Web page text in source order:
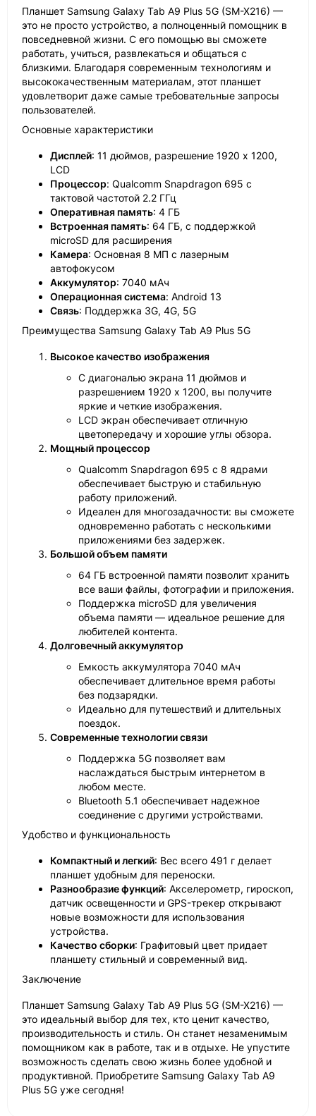
Планшет Samsung Galaxy Tab A9 Plus 5G (SM-X216) —
это не просто устройство, а полноценный помощник в
повседневной жизни. С его помощью вы сможете
работать, учиться, развлекаться и общаться с
близкими. Благодаря современным технологиям и
высококачественным материалам, этот планшет
удовлетворит даже самые требовательные запросы
пользователей.
Основные характеристики
Дисплей: 11 дюймов, разрешение 1920 x 1200,
LCD
Процессор: Qualcomm Snapdragon 695 с
тактовой частотой 2.2 ГГц
Оперативная память: 4 ГБ
Встроенная память: 64 ГБ, с поддержкой
microSD для расширения
Камера: Основная 8 МП с лазерным
автофокусом
Аккумулятор: 7040 мАч
Операционная система: Android 13
Связь: Поддержка 3G, 4G, 5G
Преимущества Samsung Galaxy Tab A9 Plus 5G
Высокое качество изображения
С диагональю экрана 11 дюймов и
разрешением 1920 x 1200, вы получите
яркие и четкие изображения.
LCD экран обеспечивает отличную
цветопередачу и хорошие углы обзора.
Мощный процессор
Qualcomm Snapdragon 695 с 8 ядрами
обеспечивает быструю и стабильную
работу приложений.
Идеален для многозадачности: вы сможете
одновременно работать с несколькими
приложениями без задержек.
Большой объем памяти
64 ГБ встроенной памяти позволит хранить
все ваши файлы, фотографии и приложения.
Поддержка microSD для увеличения
объема памяти — идеальное решение для
любителей контента.
Долговечный аккумулятор
Емкость аккумулятора 7040 мАч
обеспечивает длительное время работы
без подзарядки.
Идеально для путешествий и длительных
поездок.
Современные технологии связи
Поддержка 5G позволяет вам
наслаждаться быстрым интернетом в
любом месте.
Bluetooth 5.1 обеспечивает надежное
соединение с другими устройствами.
Удобство и функциональность
Компактный и легкий: Вес всего 491 г делает
планшет удобным для переноски.
Разнообразие функций: Акселерометр, гироскоп,
датчик освещенности и GPS-трекер открывают
новые возможности для использования
устройства.
Качество сборки: Графитовый цвет придает
планшету стильный и современный вид.
Заключение
Планшет Samsung Galaxy Tab A9 Plus 5G (SM-X216) —
это идеальный выбор для тех, кто ценит качество,
производительность и стиль. Он станет незаменимым
помощником как в работе, так и в отдыхе. Не упустите
возможность сделать свою жизнь более удобной и
продуктивной. Приобретите Samsung Galaxy Tab A9
Plus 5G уже сегодня!